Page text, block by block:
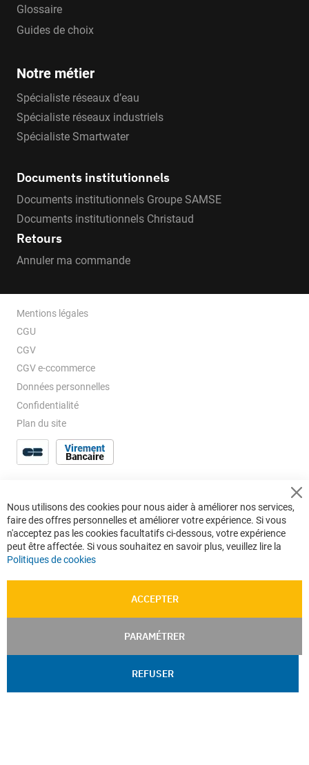
Glossaire
Guides de choix
Notre métier
Spécialiste réseaux d’eau
Spécialiste réseaux industriels
Spécialiste Smartwater
Documents institutionnels
Documents institutionnels Groupe SAMSE
Documents institutionnels Christaud
Retours
Annuler ma commande
Mentions légales
CGU
CGV
CGV e-ccommerce
Données personnelles
Confidentialité
Plan du site
Nous utilisons des cookies pour nous aider à améliorer nos services,
faire des offres personnelles et améliorer votre expérience. Si vous
n'acceptez pas les cookies facultatifs ci-dessous, votre expérience
peut être affectée. Si vous souhaitez en savoir plus, veuillez lire la
Politiques de cookies
ACCEPTER
PARAMÉTRER
REFUSER